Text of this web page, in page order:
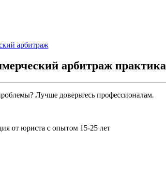
арбитраж
арбитраж практика
Лучше доверьтесь профессионалам.
от юриста с опытом 15-25 лет